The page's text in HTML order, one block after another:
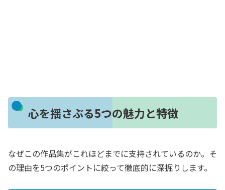
心を揺さぶる5つの魅力と特徴
なぜこの作品集がこれほどまでに支持されているのか。そ
の理由を5つのポイントに絞って徹底的に深掘りします。